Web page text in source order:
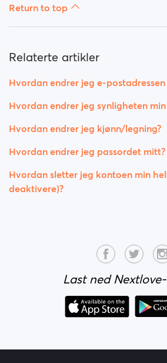
Return to top
Relaterte artikler
Hvordan endrer jeg e-postadressen
Hvordan endrer jeg synligheten
Hvordan endrer jeg kjønn/legning?
Hvordan endrer jeg passordet mitt?
Hvordan sletter jeg kontoen min
deaktivere)?
Last ned